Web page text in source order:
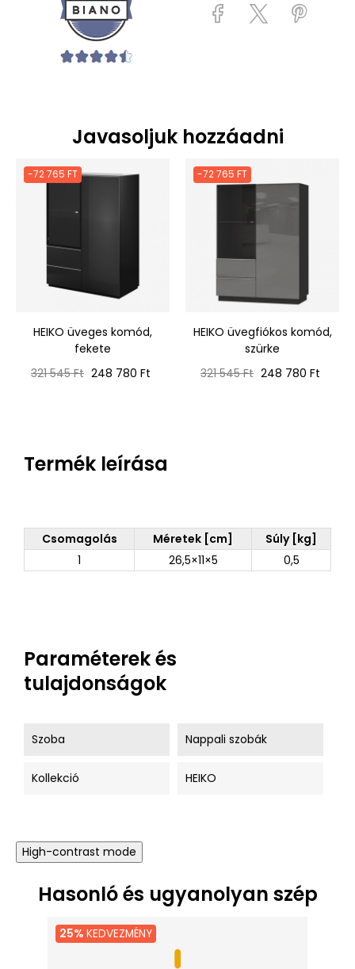
Javasoljuk hozzáadni
-72 765 FT
HEIKO üveges komód,
fekete
Normál
321 545 Ft Ár
248 780 Ft
-72 765 FT
HEIKO üvegfiókos komód,
szürke
Normál
321 545 Ft Ár
248 780 Ft
Termék leírása
Csomagolás Méretek [cm]
Súly [kg]
1
26,5×11×5 0,5
Paraméterek és
tulajdonságok
Szoba Nappali szobák
Kollekció HEIKO
High-contrast mode
Hasonló és ugyanolyan szép
25% KEDVEZMÉNY